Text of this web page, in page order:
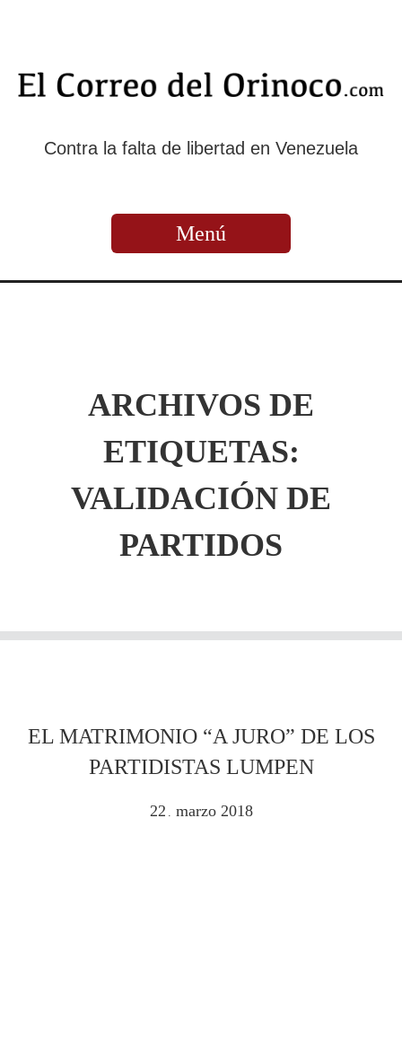
Contra la falta de libertad en Venezuela
Menú
ARCHIVOS DE
ETIQUETAS:
VALIDACIÓN DE
PARTIDOS
EL MATRIMONIO “A JURO” DE LOS
PARTIDISTAS LUMPEN
22 . marzo 2018